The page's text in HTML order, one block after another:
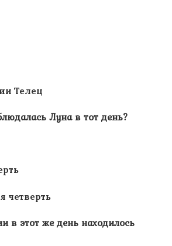
Телец
Луна в тот день?
четверть
в этот же день находилось